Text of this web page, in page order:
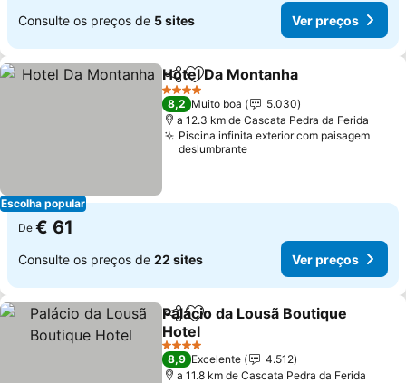
Consulte os preços de 5 sites Ver preços
Escolha popular
PartilharAdicionar aos favoritos
Hotel Da Montanha
4 Estrelas
8,2 Muito boa
5.030
a 12.3 km de Cascata Pedra da Ferida
Piscina infinita exterior com paisagem
deslumbrante
De € 61
Consulte os preços de 22 sites Ver preços
PartilharAdicionar aos favoritos
Palácio da Lousã Boutique
Hotel
Ver preços
4 Estrelas
8,9 Excelente
4.512
a 11.8 km de Cascata Pedra da Ferida